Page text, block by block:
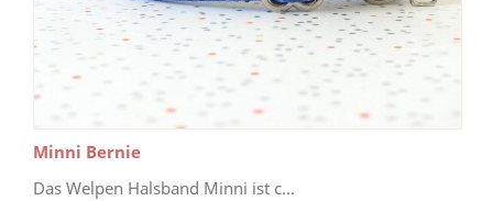
Minni Bernie
Das Welpen Halsband Minni ist c...